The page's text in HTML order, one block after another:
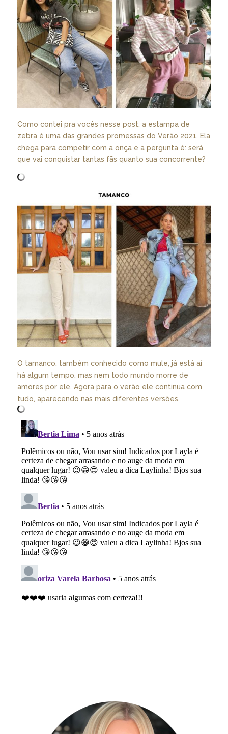
Como contei pra vocês nesse post, a estampa de
zebra é uma das grandes promessas do Verão 2021. Ela
chega para competir com a onça e a pergunta é: será
que vai conquistar tantas fãs quanto sua concorrente?
O tamanco, também conhecido como mule, já está aí
há algum tempo, mas nem todo mundo morre de
amores por ele. Agora para o verão ele continua com
tudo, aparecendo nas mais diferentes versões.